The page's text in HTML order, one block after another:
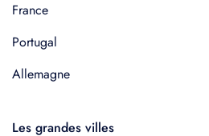
France
Portugal
Allemagne
Les grandes villes